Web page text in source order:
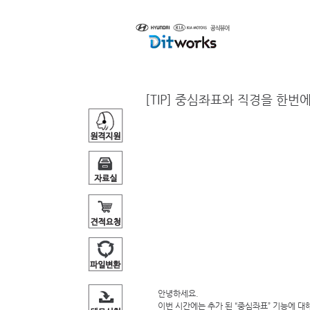
[TIP] 중심좌표와 직경을 한번
안녕하세요.
이번 시간에는 추가 된 “중심좌표” 기능에 대